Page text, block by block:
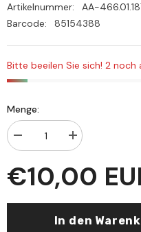
Artikelnummer:
AA-
Barcode:
85154388
Bitte beeilen Sie sich! 2 noch
Menge:
verringern
Molla
Cami
baski
Menge
erhöhen
Molla
Cami
baski
€10,00
In den